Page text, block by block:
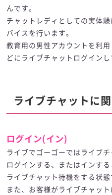
んです。
チャットレディとしての実体
バイスを行います。
教育用の男性アカウントを利
どにライブチャットログイン
ライブチャットに
ログイン(イン)
ライブでゴーゴーではライブ
ログインする、またはインする
ライブチャット待機をする状態
また、お客様がライブチャッ